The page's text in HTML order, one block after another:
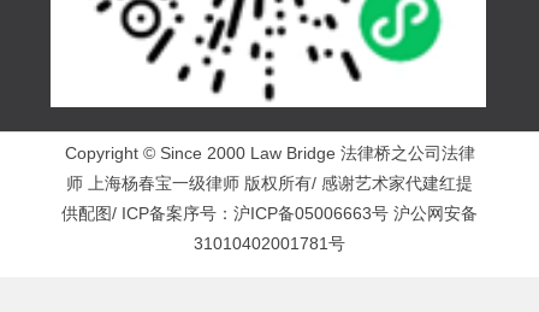
Copyright © Since 2000 Law Bridge 法律桥之公司法律
师 上海杨春宝一级律师 版权所有/ 感谢艺术家代建红提
供配图/ ICP备案序号： 沪ICP备05006663号 沪公网安备
31010402001781号